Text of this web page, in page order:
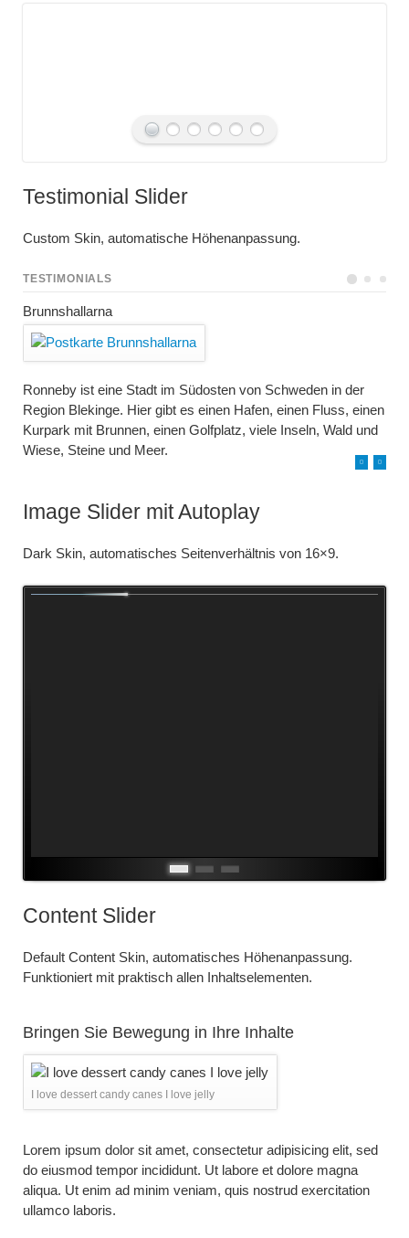
Testimonial Slider
Custom Skin, automatische Höhenanpassung.
TESTIMONIALS
Brunnshallarna
Ronneby ist eine Stadt im Südosten von Schweden in der
Region Blekinge. Hier gibt es einen Hafen, einen Fluss, einen
Kurpark mit Brunnen, einen Golfplatz, viele Inseln, Wald und
Wiese, Steine und Meer.
Image Slider mit Autoplay
Dark Skin, automatisches Seitenverhältnis von 16×9.
Content Slider
Default Content Skin, automatisches Höhenanpassung.
Funktioniert mit praktisch allen Inhaltselementen.
Bringen Sie Bewegung in Ihre Inhalte
I love dessert candy canes I love jelly
Lorem ipsum dolor sit amet, consectetur adipisicing elit, sed
do eiusmod tempor incididunt. Ut labore et dolore magna
aliqua. Ut enim ad minim veniam, quis nostrud exercitation
ullamco laboris.